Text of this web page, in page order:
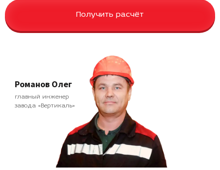
Получить расчёт
Романов Олег
главный инженер
завода «Вертикаль»